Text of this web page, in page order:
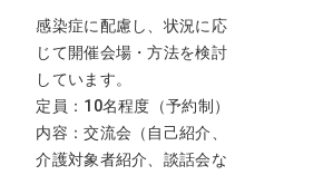
感染症に配慮し、状況に応
じて開催会場・方法を検討
しています。
定員：10名程度（予約制）
内容：交流会（自己紹介、
介護対象者紹介、談話会な